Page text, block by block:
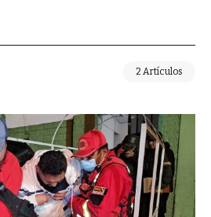
2 Artículos